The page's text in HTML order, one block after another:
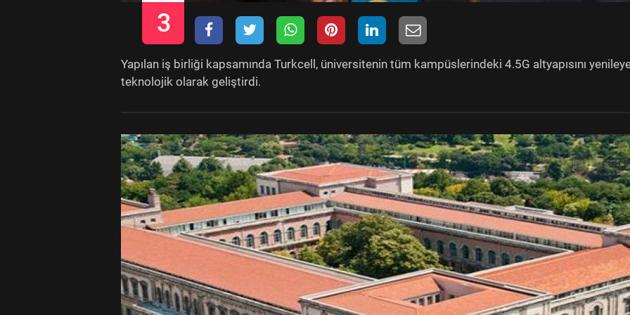
3
Yapılan iş birliği kapsamında Turkcell, üniversitenin tüm kampüslerindeki 4.5G altyapısını
teknolojik olarak geliştirdi.